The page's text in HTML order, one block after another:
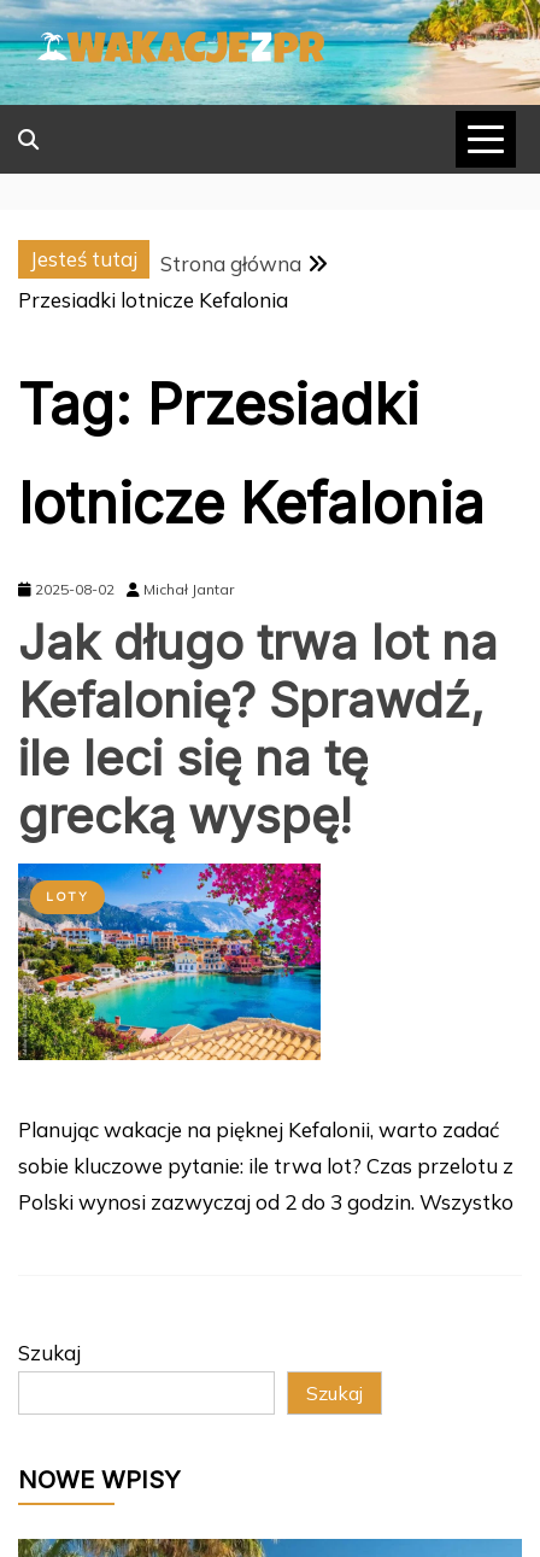
Skip
to
content
Jesteś tutaj
Strona główna
Przesiadki lotnicze Kefalonia
Tag: Przesiadki
lotnicze Kefalonia
2025-08-02 Michał Jantar
Jak długo trwa lot na
Kefalonię? Sprawdź,
ile leci się na tę
grecką wyspę!
LOTY
Planując wakacje na pięknej Kefalonii, warto zadać
sobie kluczowe pytanie: ile trwa lot? Czas przelotu z
Polski wynosi zazwyczaj od 2 do 3 godzin. Wszystko
Szukaj
Szukaj
NOWE WPISY